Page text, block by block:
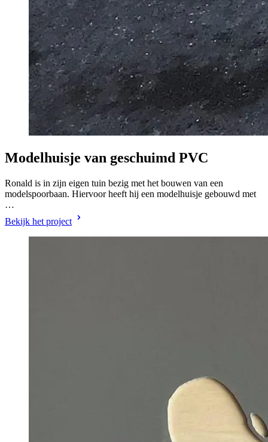
Modelhuisje van geschuimd PVC
Ronald is in zijn eigen tuin bezig met het bouwen van een
modelspoorbaan. Hiervoor heeft hij een modelhuisje gebouwd met
…
Bekijk het project